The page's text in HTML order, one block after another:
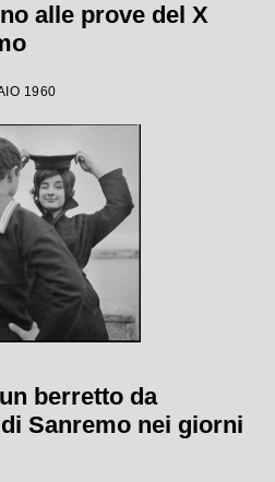
alle prove del X
1960
berretto da
Sanremo nei giorni